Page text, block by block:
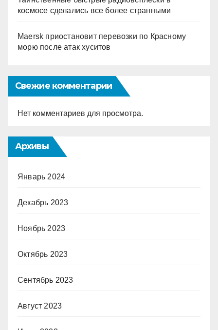
космосе сделались все более странными
Maersk приостановит перевозки по Красному
морю после атак хуситов
Свежие комментарии
Нет комментариев для просмотра.
Архивы
Январь 2024
Декабрь 2023
Ноябрь 2023
Октябрь 2023
Сентябрь 2023
Август 2023